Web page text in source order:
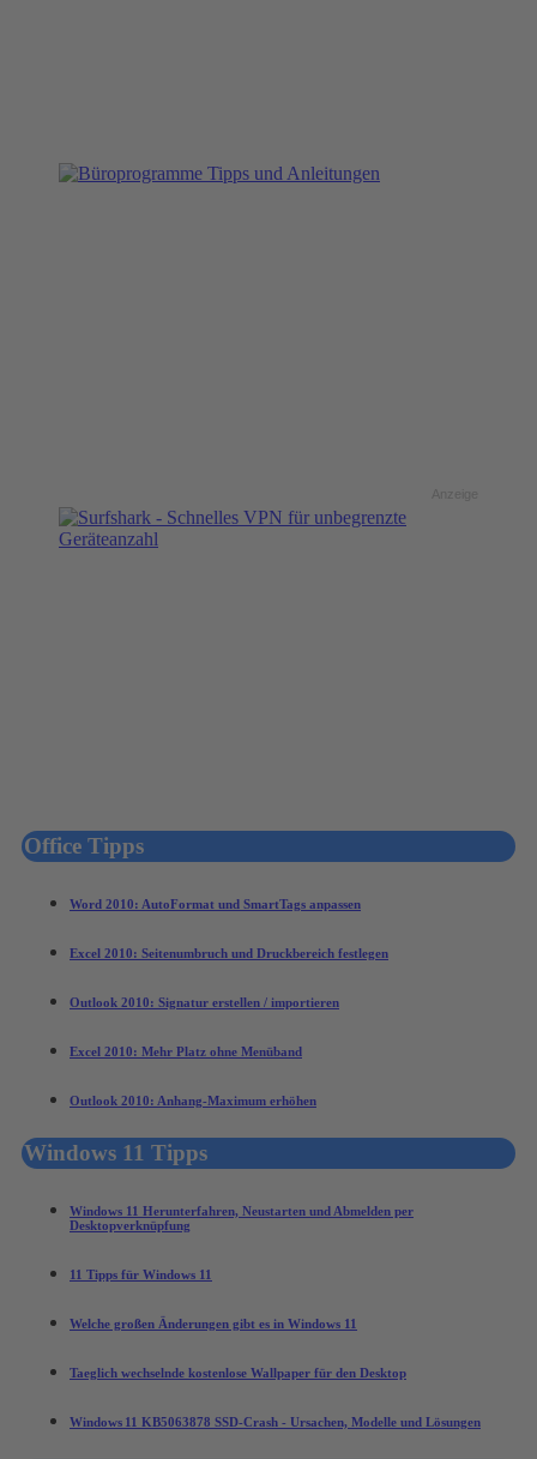
Office Tipps
Word 2010: AutoFormat und SmartTags anpassen
Excel 2010: Seitenumbruch und Druckbereich festlegen
Outlook 2010: Signatur erstellen / importieren
Excel 2010: Mehr Platz ohne Menüband
Outlook 2010: Anhang-Maximum erhöhen
Windows 11 Tipps
Windows 11 Herunterfahren, Neustarten und Abmelden per
Desktopverknüpfung
11 Tipps für Windows 11
Welche großen Änderungen gibt es in Windows 11
Taeglich wechselnde kostenlose Wallpaper für den Desktop
Windows 11 KB5063878 SSD-Crash - Ursachen, Modelle und Lösungen